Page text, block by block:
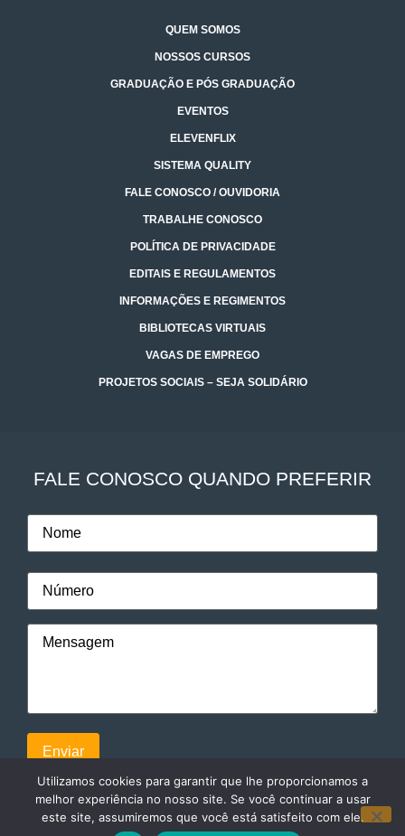
QUEM SOMOS
NOSSOS CURSOS
GRADUAÇÃO E PÓS GRADUAÇÃO
EVENTOS
ELEVENFLIX
SISTEMA QUALITY
FALE CONOSCO / OUVIDORIA
TRABALHE CONOSCO
POLÍTICA DE PRIVACIDADE
EDITAIS E REGULAMENTOS
INFORMAÇÕES E REGIMENTOS
BIBLIOTECAS VIRTUAIS
VAGAS DE EMPREGO
PROJETOS SOCIAIS – SEJA SOLIDÁRIO
FALE CONOSCO QUANDO PREFERIR
Utilizamos cookies para garantir que lhe proporcionamos a
melhor experiência no nosso site. Se você continuar a usar
este site, assumiremos que você está satisfeito com ele.